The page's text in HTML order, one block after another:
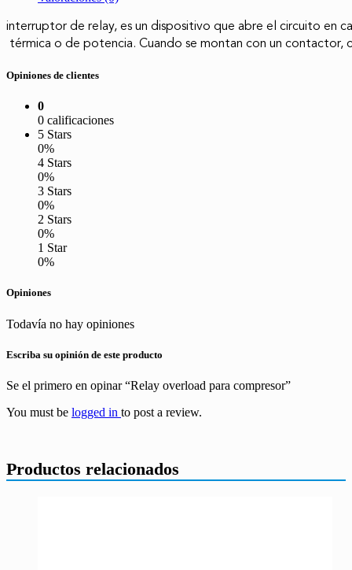
interruptor de relay, es un dispositivo que abre el circuito en
térmica o de potencia. Cuando se montan con un contactor,
Opiniones de clientes
0
0 calificaciones
5 Stars
0%
4 Stars
0%
3 Stars
0%
2 Stars
0%
1 Star
0%
Opiniones
Todavía no hay opiniones
Escriba su opinión de este producto
Se el primero en opinar “Relay overload para compresor”
You must be logged in to post a review.
Productos relacionados